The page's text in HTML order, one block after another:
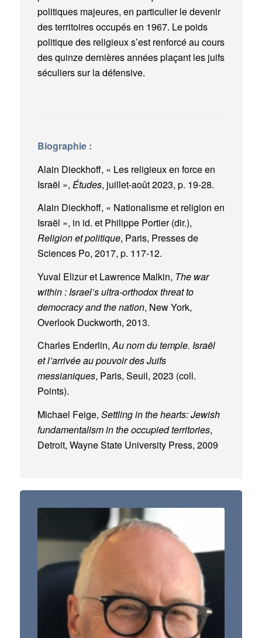
politiques majeures, en particulier le devenir
des territoires occupés en 1967. Le poids
politique des religieux s’est renforcé au cours
des quinze dernières années plaçant les juifs
séculiers sur la défensive.
Biographie :
Alain Dieckhoff, « Les religieux en force en
Israël », Études, juillet-août 2023, p. 19-28.
Alain Dieckhoff, « Nationalisme et religion en
Israël », in id. et Philippe Portier (dir.),
Religion et politique, Paris, Presses de
Sciences Po, 2017, p. 117-12.
Yuval Elizur et Lawrence Malkin, The war
within : Israel’s ultra-orthodox threat to
democracy and the nation, New York,
Overlook Duckworth, 2013.
Charles Enderlin,Au nom du temple. Israël
et l’arrivée au pouvoir des Juifs
messianiques, Paris, Seuil, 2023 (coll.
Points).
Michael Feige, Settling in the hearts: Jewish
fundamentalism in the occupied territories,
Detroit, Wayne State University Press, 2009